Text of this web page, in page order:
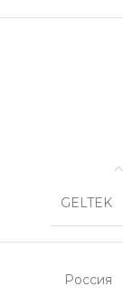
GELTEK
Россия